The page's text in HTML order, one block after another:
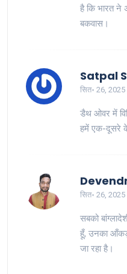
है कि भारत ने
बकवास।
Satpal
सित॰ 26, 2025
डैथ ओवर में
हमें एक-दूसरे के
सित॰ 26, 2025
सबको
हूँ, उनका
जा रहा है।